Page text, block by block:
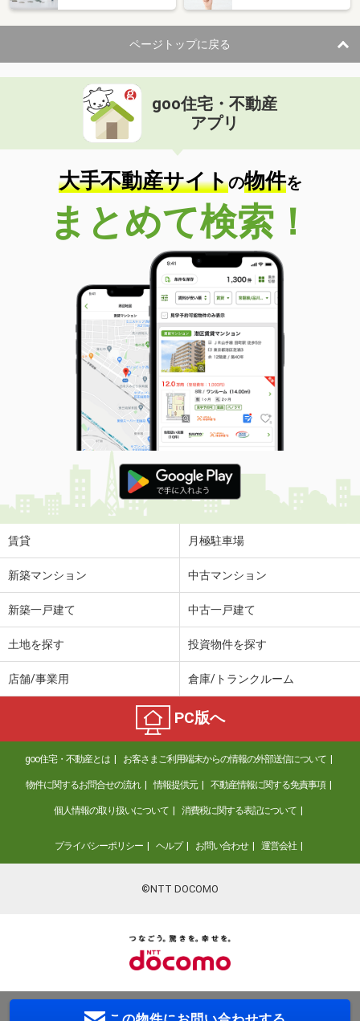
ページトップに戻る
goo住宅・不動産
アプリ
大手不動産サイトの物件を
まとめて検索！
賃貸 月極駐車場
新築マンション 中古マンション
新築一戸建て 中古一戸建て
土地を探す 投資物件を探す
店舗/事業用 倉庫/トランクルーム
PC版へ
goo住宅・不動産とは お客さまご利用端末からの情報の外部送信について
物件に関するお問合せの流れ 情報提供元 不動産情報に関する免責事項
個人情報の取り扱いについて 消費税に関する表記について
プライバシーポリシー ヘルプ お問い合わせ 運営会社
©NTT DOCOMO